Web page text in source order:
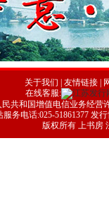
关于我们 友情链接 |
在线客服:
共和国增值电信业务经营
服务电话:025-51861377 发
版权所有 上书房